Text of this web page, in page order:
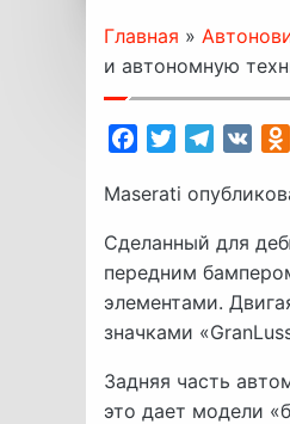
Главная »
и автономную
FacebookTwitterTelegram
VK
Maserati
Сделанный для
передним
элементами.
значками
Задняя часть
это дает модели